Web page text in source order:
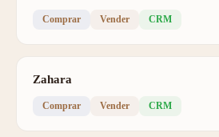
Comprar Vender CRM
Zahara
Comprar Vender CRM